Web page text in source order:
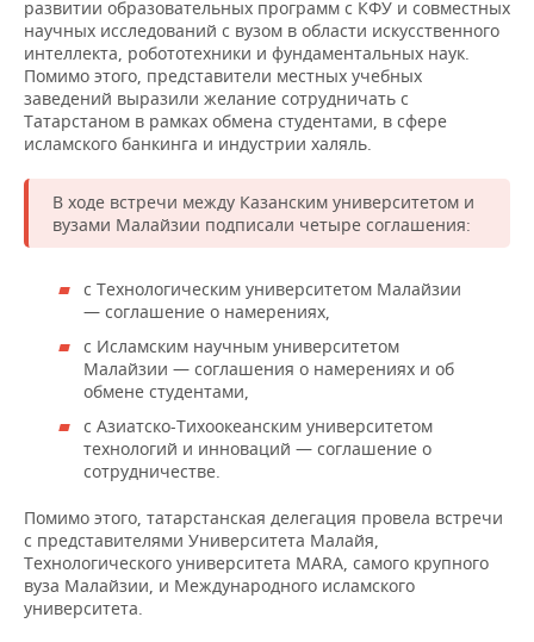
ФИГУРНОЕ КАТАНИЕ
ВОДНЫЕ ВИДЫ СПОРТА
ХОККЕЙ С МЯЧОМ
МЕДИЦИНА
ОБРАЗОВАНИЕ
ПРОИСШЕСТВИЯ
развитии образовательных программ с КФУ и совместных
научных исследований с вузом в области искусственного
интеллекта, робототехники и фундаментальных наук.
Помимо этого, представители местных учебных
заведений выразили желание сотрудничать с
Татарстаном в рамках обмена студентами, в сфере
исламского банкинга и индустрии халяль.
В ходе встречи между Казанским университетом и
вузами Малайзии подписали четыре соглашения:
с Технологическим университетом Малайзии
— соглашение о намерениях,
с Исламским научным университетом
Малайзии — соглашения о намерениях и об
обмене студентами,
с Азиатско-Тихоокеанским университетом
технологий и инноваций — соглашение о
сотрудничестве.
Помимо этого, татарстанская делегация провела встречи
с представителями Университета Малайя,
Технологического университета MARA, самого крупного
вуза Малайзии, и Международного исламского
университета.